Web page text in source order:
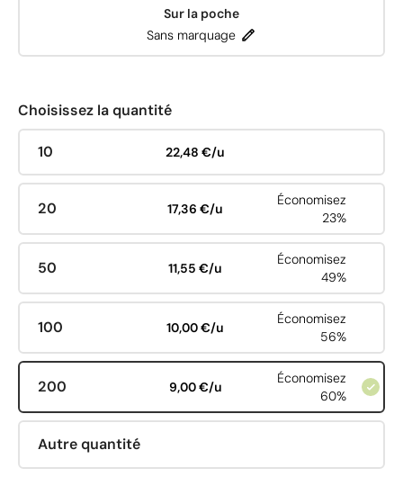
Sur la poche
Sans marquage
Choisissez la quantité
10 22,48 €/u
20 17,36 €/u
Économisez
23%
50 11,55 €/u
Économisez
49%
100 10,00 €/u
Économisez
56%
200 9,00 €/u
Économisez
60%
Autre quantité